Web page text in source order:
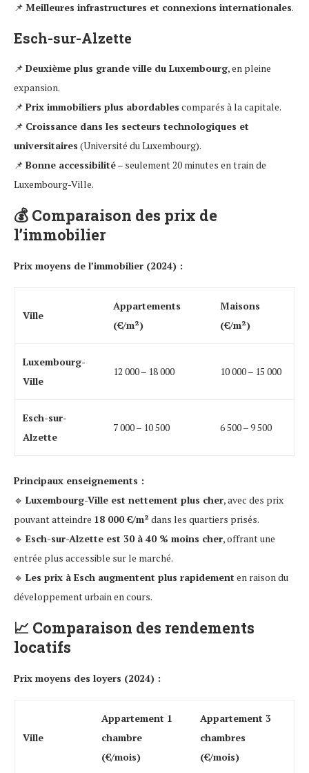
📌 Meilleures infrastructures et connexions internationales.
Esch-sur-Alzette
📌 Deuxième plus grande ville du Luxembourg, en pleine
expansion.
📌 Prix immobiliers plus abordables comparés à la capitale.
📌 Croissance dans les secteurs technologiques et
universitaires (Université du Luxembourg).
📌 Bonne accessibilité– seulement 20 minutes en train de
Luxembourg-Ville.
💰 Comparaison des prix de
l’immobilier
Prix moyens de l’immobilier (2024) :
Ville
Appartements
(€/m²)
Maisons
(€/m²)
Luxembourg-
Ville
12 000 – 18 000 10 000 – 15 000
Esch-sur-
Alzette
7 000 – 10 500 6 500 – 9 500
Principaux enseignements :
🔹 Luxembourg-Ville est nettement plus cher, avec des prix
pouvant atteindre 18 000 €/m² dans les quartiers prisés.
🔹 Esch-sur-Alzette est 30 à 40 % moins cher, offrant une
entrée plus accessible sur le marché.
🔹 Les prix à Esch augmentent plus rapidement en raison du
développement urbain en cours.
📈 Comparaison des rendements
locatifs
Prix moyens des loyers (2024) :
Ville
Appartement 1
chambre
(€/mois)
Appartement 3
chambres
(€/mois)